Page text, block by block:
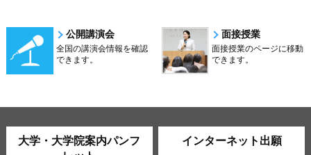
公開講演会
全国の講演会情報を確認
できます。
面接授業
面接授業のページに移動
できます。
大学・大学院案内パンフ
インターネット出願